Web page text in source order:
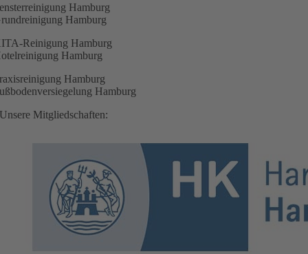
Hamburg
Hamburg
Reinigung Hamburg
Hamburg
Hamburg
Hamburg
Unsere Mitgliedschaften: